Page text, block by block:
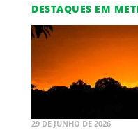
DESTAQUES EM
29 DE JUNHO DE 2026